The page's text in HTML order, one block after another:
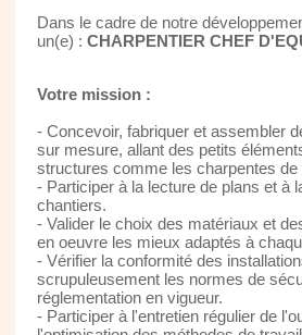
Dans le cadre de notre
un(e) : CHARPENTIER CHEF
Votre mission :
- Concevoir, fabriquer et assembler
sur mesure, allant des petits
structures comme les charpentes de
- Participer à la lecture de plans et à
chantiers.
- Valider le choix des matériaux et
en oeuvre les mieux adaptés à
- Vérifier la conformité des
scrupuleusement les normes de
réglementation en vigueur.
- Participer à l'entretien régulier de